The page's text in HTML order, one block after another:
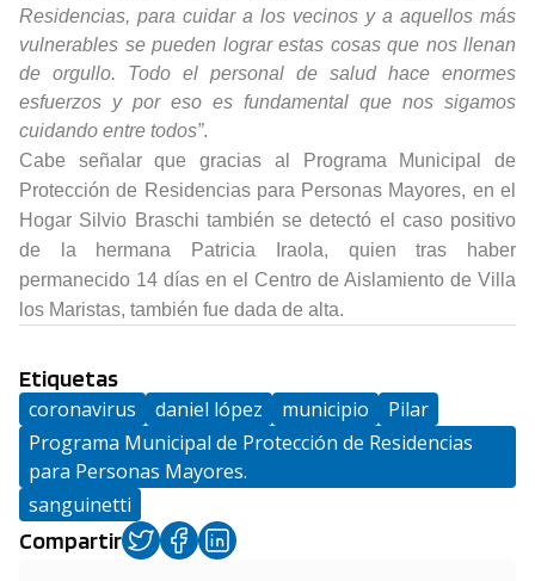
Residencias, para cuidar a los vecinos y a aquellos más
vulnerables se pueden lograr estas cosas que nos llenan
de orgullo. Todo el personal de salud hace enormes
esfuerzos y por eso es fundamental que nos sigamos
cuidando entre todos”.
Cabe señalar que gracias al Programa Municipal de
Protección de Residencias para Personas Mayores, en el
Hogar Silvio Braschi también se detectó el caso positivo
de la hermana Patricia Iraola, quien tras haber
permanecido 14 días en el Centro de Aislamiento de Villa
los Maristas, también fue dada de alta.
Etiquetas
coronavirus daniel lópez municipio
Pilar
Programa Municipal de Protección de Residencias
para Personas Mayores.
sanguinetti
Compartir